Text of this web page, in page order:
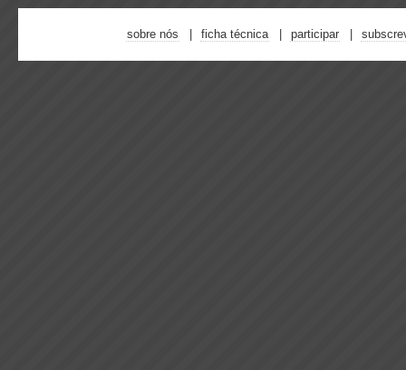
sobre nós ficha técnica participar